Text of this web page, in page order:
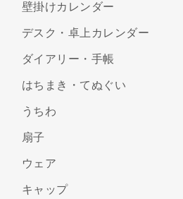
壁掛けカレンダー
デスク・卓上カレンダー
ダイアリー・手帳
はちまき・てぬぐい
うちわ
扇子
ウェア
キャップ